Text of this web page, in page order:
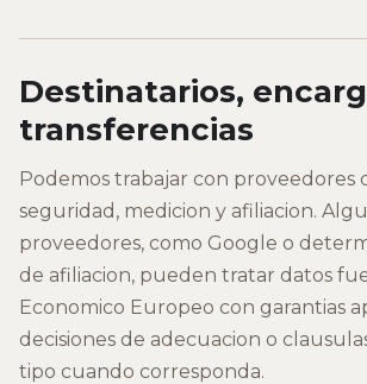
Destinatarios,
transferencias
Podemos trabajar con proveedores
seguridad, medicion y afiliacion.
proveedores, como Google o
de afiliacion, pueden tratar datos
Economico Europeo con garantias
decisiones de adecuacion o
tipo cuando corresponda.